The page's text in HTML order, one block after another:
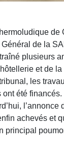
de la
plusieurs
et de
les
été
l’annonce
achevés et
principal